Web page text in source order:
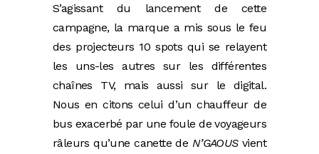
S’agissant du lancement de cette
campagne, la marque a mis sous le feu
des projecteurs 10 spots qui se relayent
les uns-les autres sur les différentes
chaînes TV, mais aussi sur le digital.
Nous en citons celui d’un chauffeur de
bus exacerbé par une foule de voyageurs
râleurs qu’une canette de N’GAOUSvient